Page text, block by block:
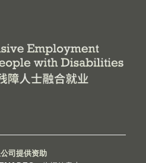
司提供资助